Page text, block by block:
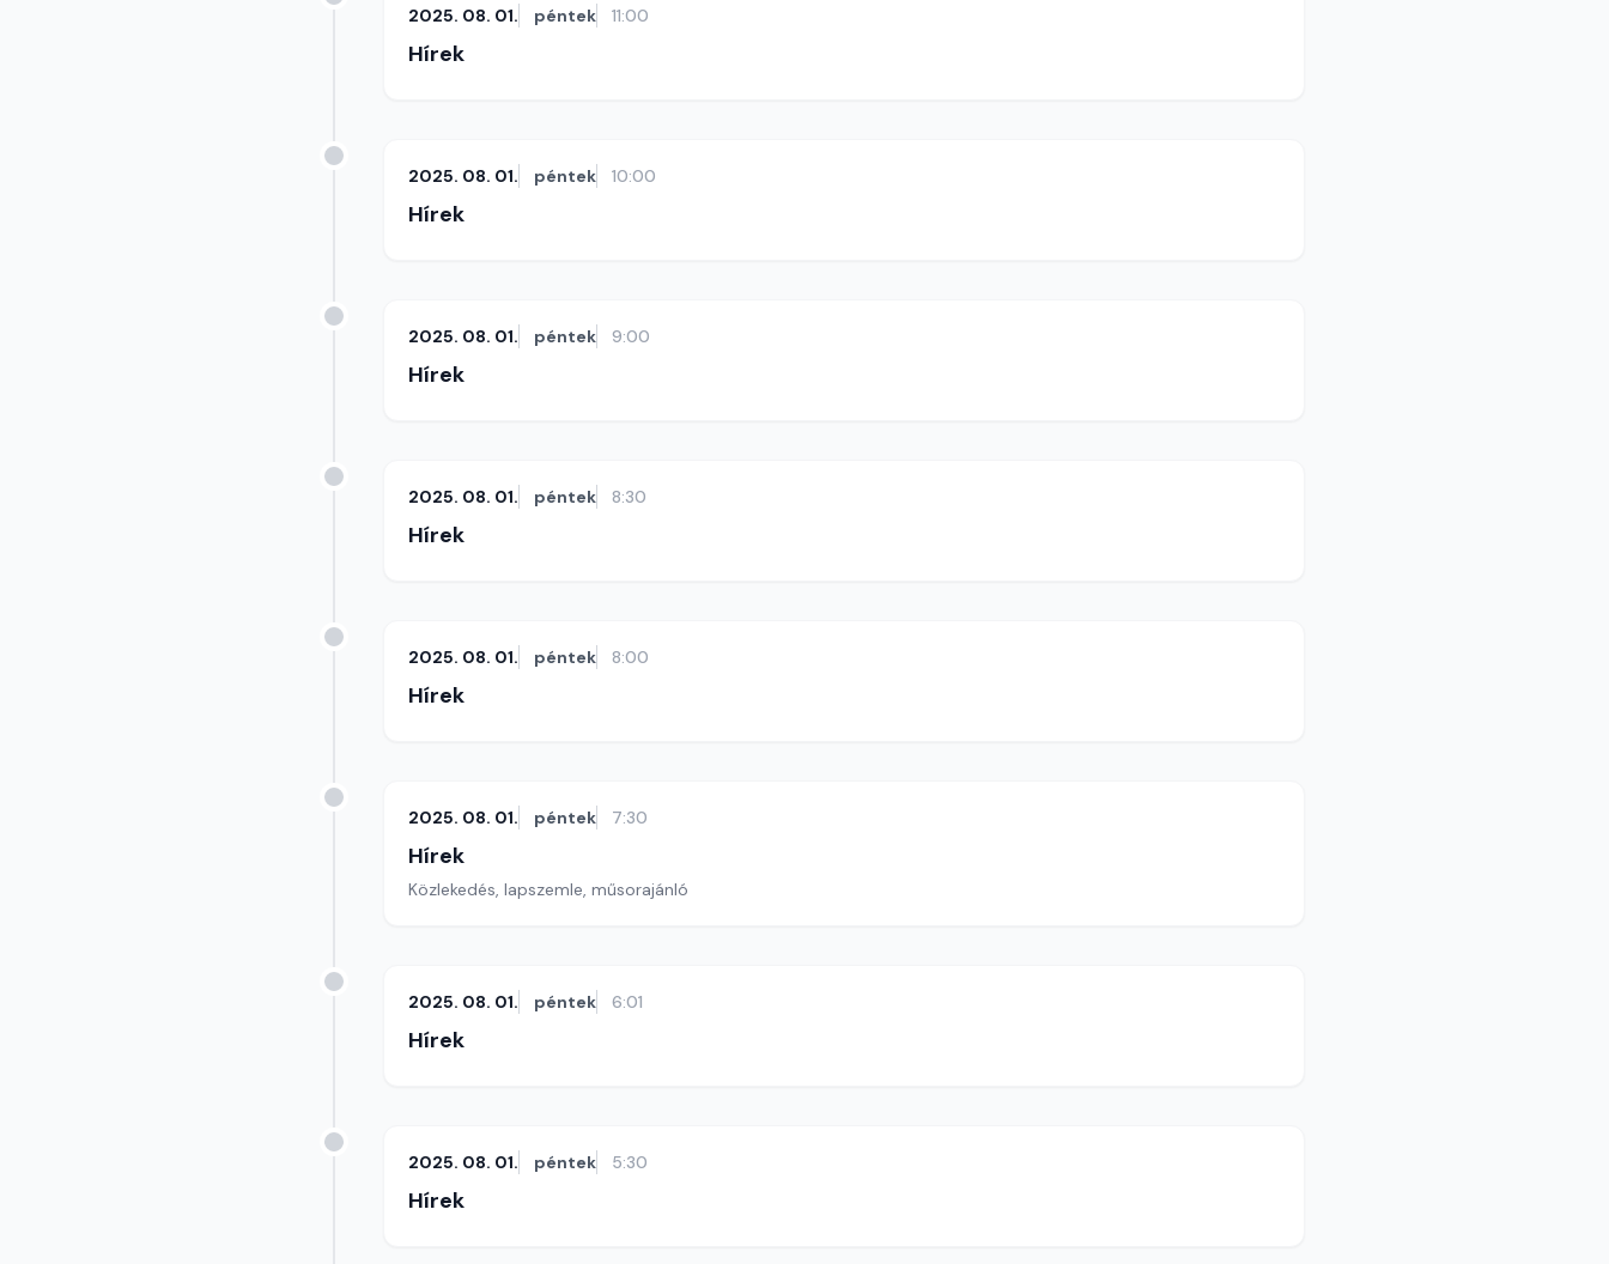
2025. 08. 01. péntek 11:00
Hírek
2025. 08. 01. péntek 10:00
Hírek
2025. 08. 01. péntek 9:00
Hírek
2025. 08. 01. péntek 8:30
Hírek
2025. 08. 01. péntek 8:00
Hírek
2025. 08. 01. péntek 7:30
Hírek
Közlekedés, lapszemle, műsorajánló
2025. 08. 01. péntek 6:01
Hírek
2025. 08. 01. péntek 5:30
Hírek